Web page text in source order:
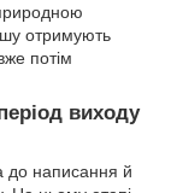
отримують
потім
виходу
до написання й